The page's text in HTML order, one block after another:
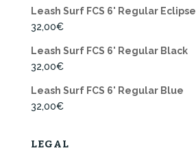
Leash Surf FCS 6' Regular Eclipse
32,00€
Leash Surf FCS 6' Regular Black
32,00€
Leash Surf FCS 6' Regular Blue
32,00€
LEGAL